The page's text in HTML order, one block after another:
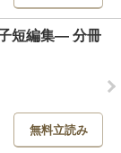
短編集― 分冊
無料立読み